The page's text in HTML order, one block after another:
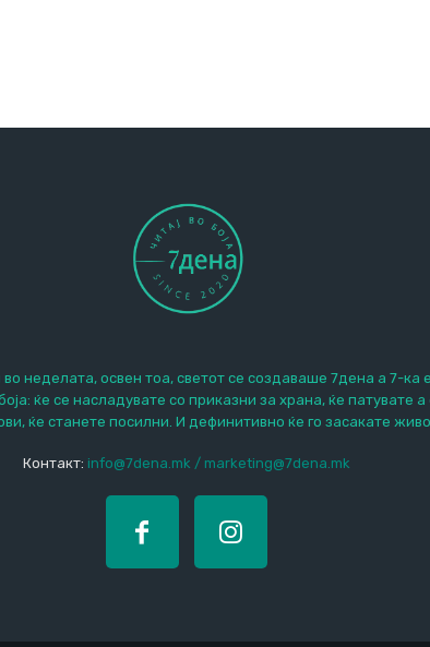
неделата, освен тоа, светот се создаваше 7дена а 7-ка
ќе се насладувате со приказни за храна, ќе патувате
ќе станете посилни. И дефинитивно ќе го засакате
Контакт: info@7dena.mk / marketing@7dena.mk